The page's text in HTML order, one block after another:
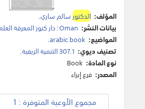
المؤلف: الدكتورسالم ساري.
بيانات النشر: Oman
:دار كنوز المعرفة
المواضيع: arabic book
.
تصنيف ديوي: 307.1 التنمية الريفية.
نوع المادة: Book
المصدر: فرع إبراء
مجموع الأوعية المتوفرة : 1